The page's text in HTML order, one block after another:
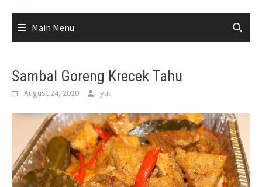
Main Menu
Sambal Goreng Krecek Tahu
August 24, 2020 yuli